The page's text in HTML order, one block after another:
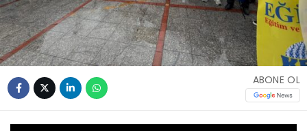
ABONE OL